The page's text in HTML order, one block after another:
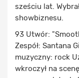
sześciu lat.
showbiznesu.
93 Utwór:
Zespół: Santana
muzyczny: rock
wkroczył na